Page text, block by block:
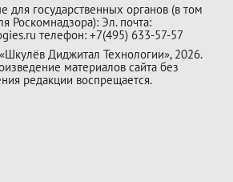
для государственных органов (в том
Роскомнадзора): Эл. почта:
телефон: +7(495) 633-57-57
Диджитал Технологии», 2026.
материалов сайта без
редакции воспрещается.